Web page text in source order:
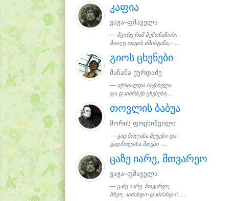
კაფია
ვაჟა–ფშაველა
მცირე რამ შემონაწირი
მიიღე თავის ძმისგანა,—...
გიოს ცხენები
მანანა ქურდაძე
აჭრიალდა საქანელა
და დაიძრნენ ცხენები,...
თოვლის ბაბუა
მორის ფოცხიშვილი
გადმოლახა ზღვები და
გადმოლახა მთები -...
ცაზე იარე, მთვარეო
ვაჟა–ფშაველა
ცაზე იარე, მთვარეო,
მზეო, აბძანდი-დაბძანდი!.....